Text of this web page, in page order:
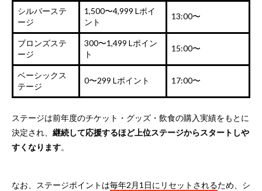
シルバーステ
ージ
1,500〜4,999 Lポイ
ント
13:00〜
ブロンズステ
ージ
300〜1,499 Lポイン
ト
15:00〜
ベーシックス
テージ
0〜299 Lポイント 17:00〜
ステージは前年度のチケット・グッズ・飲食の購入実績をもとに
決定され、 継続して応援するほど上位ステージからスタートしや
すくなります。
なお、ステージポイントは毎年2月1日にリセットされるため、シ